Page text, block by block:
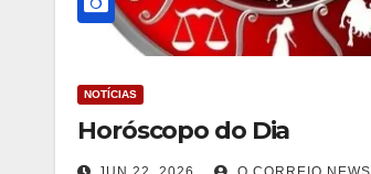
NOTÍCIAS
Horóscopo do Dia